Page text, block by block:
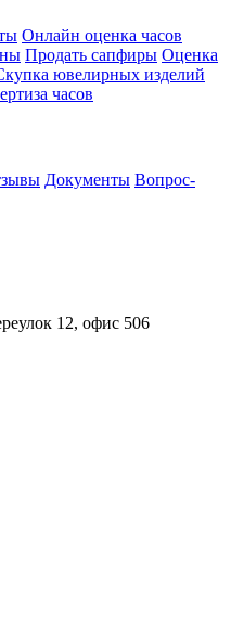
Онлайн оценка часов
Продать сапфиры Оценка
ювелирных изделий
часов
Документы Вопрос-
12, офис 506